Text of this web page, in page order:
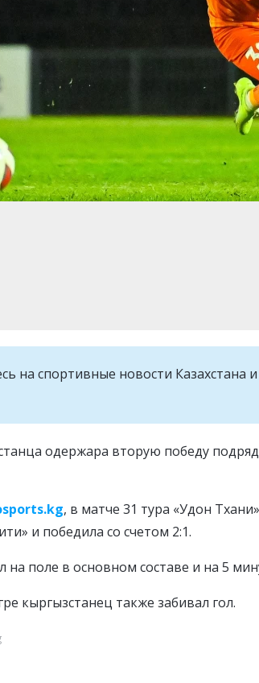
на cпортивные новости Казахстана и
одержара вторую победу
, в матче 31 тура «Удон
и победила со счетом 2:1.
поле в основном составе и на 5
кыргызстанец также забивал гол.